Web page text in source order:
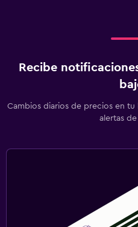
Recibe
Cambios diarios de precios en
alertas